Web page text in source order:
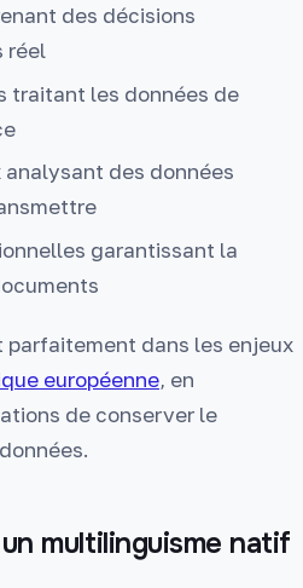
des décisions
réel
traitant les données de
des données
garantissant la
parfaitement dans les enjeux
européenne, en
de conserver le
multilinguisme natif